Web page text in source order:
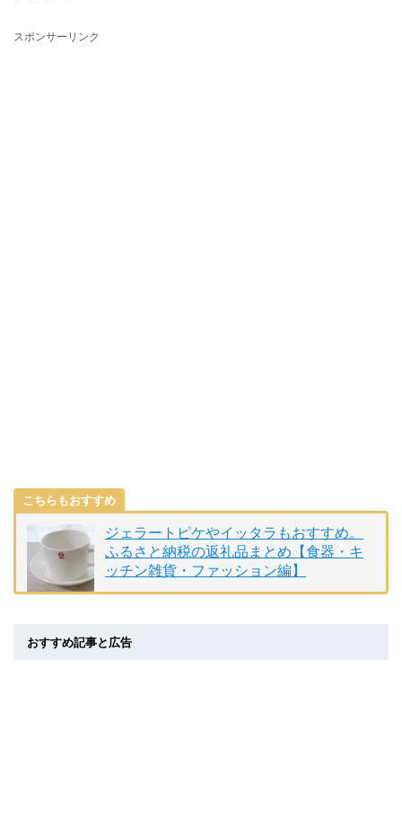
スポンサーリンク
こちらもおすすめ
ジェラートピケやイッタラもおすすめ。
ふるさと納税の返礼品まとめ【食器・キ
ッチン雑貨・ファッション編】
おすすめ記事と広告